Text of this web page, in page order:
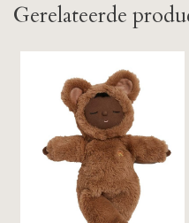
Gerelateerde